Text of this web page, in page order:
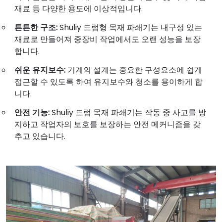
재료 등 다양한 용도에 이상적입니다.
튼튼한 구조:Shuliy 드럼형 목재 파쇄기는 내구성 있는
재료로 만들어져 중장비 작업에서도 오랜 성능을 보장
합니다.
쉬운 유지보수: 기계의 설계는 중요한 구성요소에 쉽게
접근할 수 있도록 하여 유지보수와 청소를 용이하게 합
니다.
안전 기능:Shuliy 드럼 목재 파쇄기는 작동 중 사고를 방
지하고 작업자의 보호를 보장하는 안전 메커니즘을 갖
추고 있습니다.